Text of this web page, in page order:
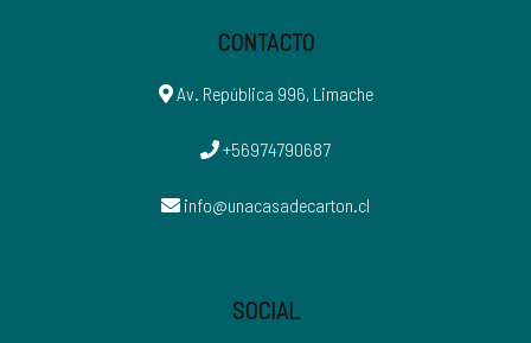
CONTACTO
Av. República 996, Limache
+56974790687
info@unacasadecarton.cl
SOCIAL